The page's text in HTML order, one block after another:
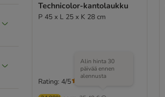
Technicolor-kantolaukku
P 45 x L 25 x K 28 cm
Alin hinta 30
päivää ennen
alennusta
Rating: 4/5